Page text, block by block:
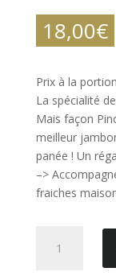
18,00€
Prix à la portion
La spécialité
Mais façon
meilleur
panée ! Un
–>
fraiches